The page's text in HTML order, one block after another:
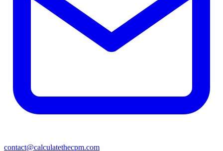
contact@calculatethecpm.com